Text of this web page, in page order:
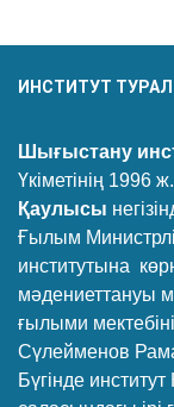
ИНСТИТУТ
Шығыстану
Үкіметінің 1996
Қаулысы
Ғылым
институтына
мәдениеттануы
ғылыми
Сүлейменов
Бүгінде